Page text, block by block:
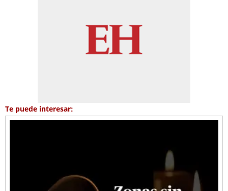
Te puede interesar: